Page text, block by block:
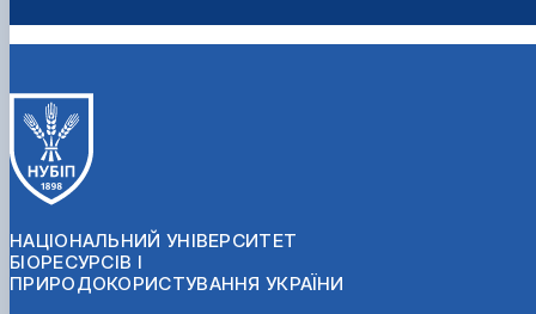
НАЦІОНАЛЬНИЙ УНІВЕРСИТЕТ
БІОРЕСУРСІВ І
ПРИРОДОКОРИСТУВАННЯ УКРАЇНИ